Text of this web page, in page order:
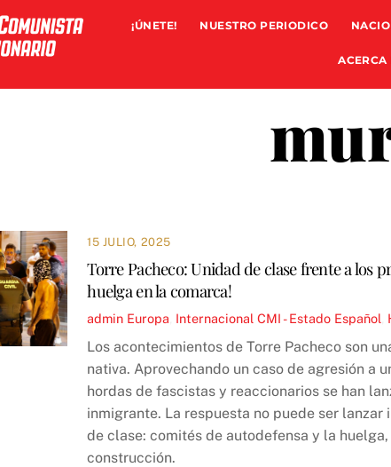
¡ÚNETE! NUESTRO PERIODICO
ACERCA
15 JULIO, 2025
Torre Pacheco: Unidad de clase frente a los
huelga en la comarca!
admin Europa Internacional CMI - Estado Español
Los acontecimientos de Torre Pacheco son
nativa. Aprovechando un caso de agresión a
hordas de fascistas y reaccionarios se han
inmigrante. La respuesta no puede ser
de clase: comités de autodefensa y la
construcción.